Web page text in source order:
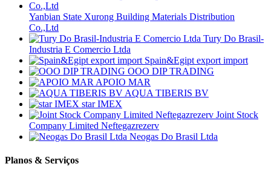
Yanbian State Xurong Building Materials Distribution
Co.,Ltd
Tury Do Brasil-
Industria E Comercio Ltda
Spain&Egipt export import
OOO DIP TRADING
APOIO MAR
AQUA TIBERIS BV
star IMEX
Joint Stock
Company Limited Neftegazrezerv
Neogas Do Brasil Ltda
Planos & Serviços